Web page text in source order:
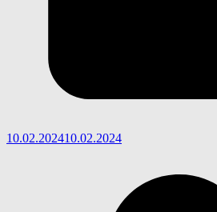
10.02.202410.02.2024